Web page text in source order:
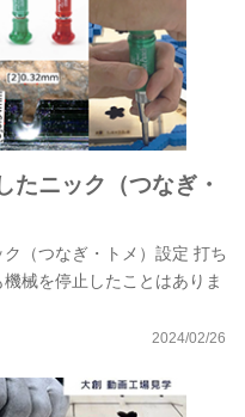
たニック（つなぎ・
（つなぎ・トメ）設定 打ち
械を停止したことはありま
2024/02/26